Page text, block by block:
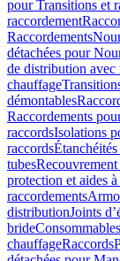
pour Transitions et
raccordement
Raccordements
détachées pour
de distribution avec
chauffage
démontables
Raccordements
raccordsIsolations
raccords
tubes
protection et aides
raccordements
distributionJoints
brideConsommables
chauffageRaccords